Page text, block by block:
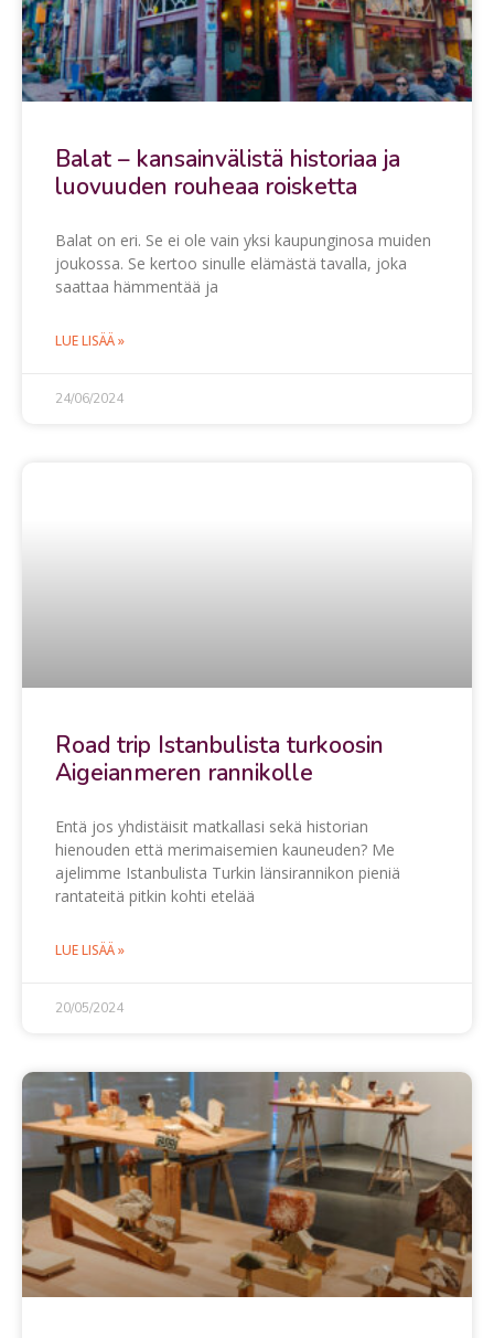
Balat – kansainvälistä historiaa ja
luovuuden rouheaa roisketta
Balat on eri. Se ei ole vain yksi kaupunginosa muiden
joukossa. Se kertoo sinulle elämästä tavalla, joka
saattaa hämmentää ja
LUE LISÄÄ »
24/06/2024
Road trip Istanbulista turkoosin
Aigeianmeren rannikolle
Entä jos yhdistäisit matkallasi sekä historian
hienouden että merimaisemien kauneuden? Me
ajelimme Istanbulista Turkin länsirannikon pieniä
rantateitä pitkin kohti etelää
LUE LISÄÄ »
20/05/2024